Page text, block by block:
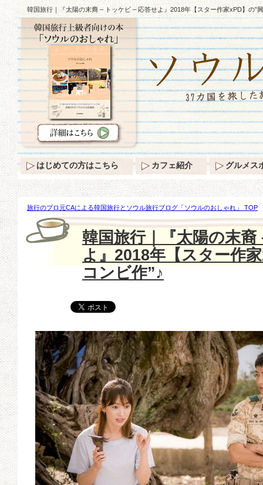
韓国旅行｜『太陽の末裔 – トッケビ – 応答せよ』2018年【スター作家xPD】の”
旅行のプロ元CAによる韓国旅行とソウル旅行ブログ「ソウルのおしゃれ」 TOP
『太陽の末裔 – トッケビ – 応答せよ』2018年【スター作家xPD】の”興行不敗コ
韓国旅行｜『太陽の末
よ』2018年【スター作
コンビ作”♪
はじめての方はこちら カフェ紹介 グルメス